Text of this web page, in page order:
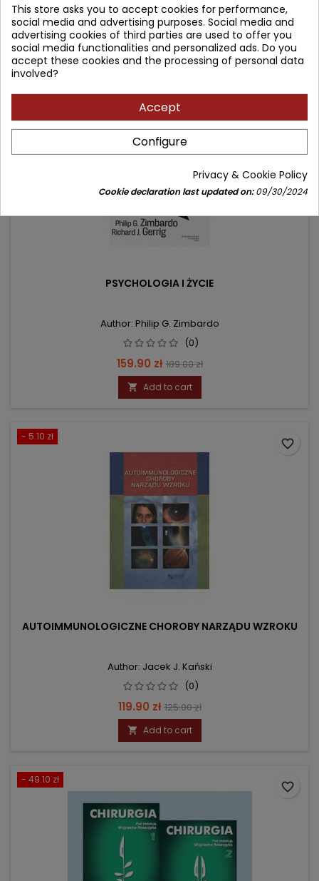
Price
116.90 złRegular
price
139.00 zł
 Add to cart
- 29.10 zł
PSYCHOLOGIA I ŻYCIE
Author: Philip G. Zimbardo
(0)
Price
159.90 zł Regular
price
189.00 zł
 Add to cart
- 5.10 zł
AUTOIMMUNOLOGICZNE CHOROBY NARZĄDU WZROKU
Author: Jacek J. Kański
(0)
Price
119.90 zł Regular
price
125.00 zł
 Add to cart
favorite_border
- 49.10 zł
favorite_border
This store asks you to accept cookies for performance,
social media and advertising purposes. Social media and
advertising cookies of third parties are used to offer you
social media functionalities and personalized ads. Do you
accept these cookies and the processing of personal data
involved?
Accept
Configure
Privacy & Cookie Policy
Cookie declaration last updated on:09/30/2024